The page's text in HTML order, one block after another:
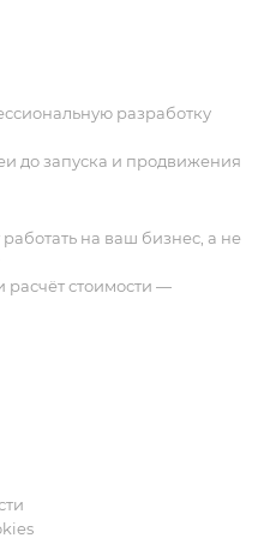
разработку
до запуска и продвижения
на ваш бизнес, а не
расчёт стоимости —